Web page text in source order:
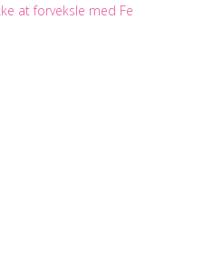
at forveksle med Fe